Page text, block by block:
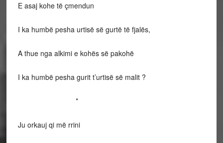
E asaj kohe të çmendun
I ka humbë pesha urtisë së gurtë të fjalës,
A thue nga alkimi e kohës së pakohë
I ka humbë pesha gurit t’urtisë së malit ?
*
Ju orkauj qi më rrini